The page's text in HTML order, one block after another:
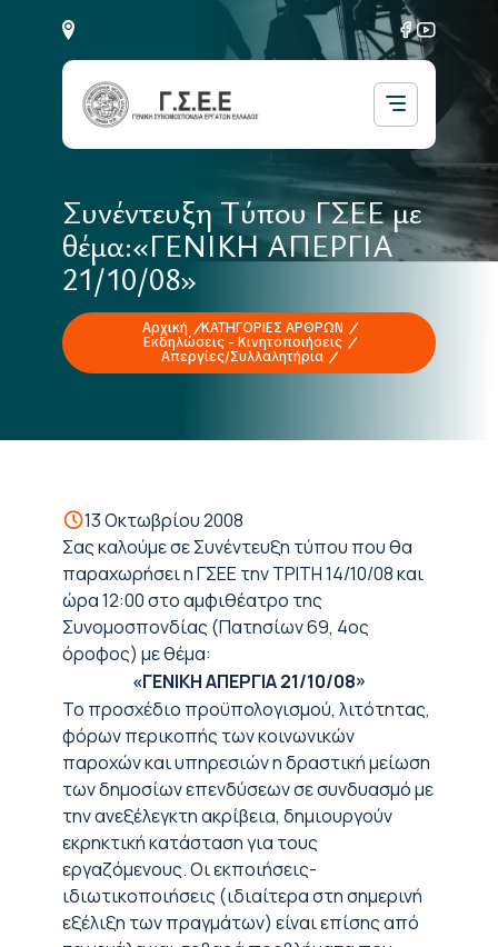
Συνέντευξη Τύπου ΓΣΕΕ με
θέμα:«ΓΕΝΙΚΗ ΑΠΕΡΓΙΑ
21/10/08»
Αρχική
ΚΑΤΗΓΟΡΙΕΣ ΑΡΘΡΩΝ
Εκδηλώσεις - Κινητοποιήσεις
Απεργίες/Συλλαλητήρια
13 Οκτωβρίου 2008
Σας καλούμε σε Συνέντευξη τύπου που θα
παραχωρήσει η ΓΣΕΕ την ΤΡΙΤΗ 14/10/08 και
ώρα 12:00 στο αμφιθέατρο της
Συνομοσπονδίας (Πατησίων 69, 4ος
όροφος) με θέμα:
«ΓΕΝΙΚΗ ΑΠΕΡΓΙΑ 21/10/08»
Το προσχέδιο προϋπολογισμού, λιτότητας,
φόρων περικοπής των κοινωνικών
παροχών και υπηρεσιών η δραστική μείωση
των δημοσίων επενδύσεων σε συνδυασμό με
την ανεξέλεγκτη ακρίβεια, δημιουργούν
εκρηκτική κατάσταση για τους
εργαζόμενους. Οι εκποιήσεις-
ιδιωτικοποιήσεις (ιδιαίτερα στη σημερινή
εξέλιξη των πραγμάτων) είναι επίσης από